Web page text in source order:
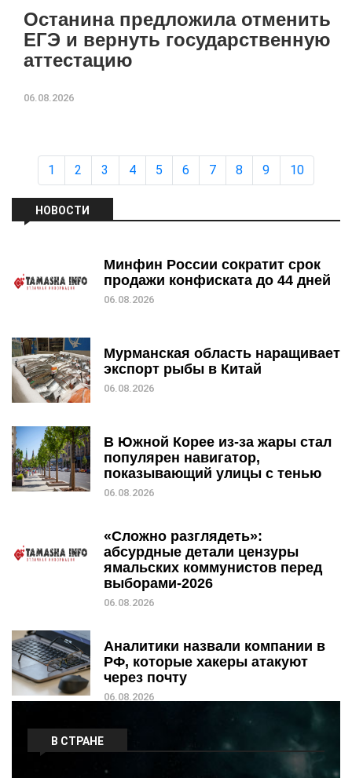
Останина предложила отменить
ЕГЭ и вернуть государственную
аттестацию
06.08.2026
1 2 3 4 5 6 7 8 9 10
НОВОСТИ
Минфин России сократит срок
продажи конфиската до 44 дней
06.08.2026
Мурманская область наращивает
экспорт рыбы в Китай
06.08.2026
В Южной Корее из-за жары стал
популярен навигатор,
показывающий улицы с тенью
06.08.2026
«Сложно разглядеть»:
абсурдные детали цензуры
ямальских коммунистов перед
выборами-2026
06.08.2026
Аналитики назвали компании в
РФ, которые хакеры атакуют
через почту
06.08.2026
В СТРАНЕ